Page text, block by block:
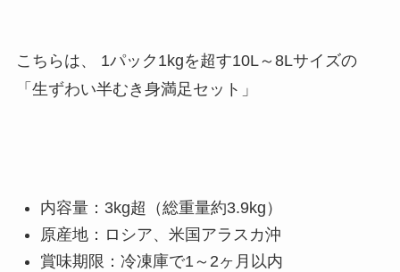
こちらは、 1パック1kgを超す10L～8Lサイズの
「生ずわい半むき身満足セット」
内容量：3kg超（総重量約3.9kg）
原産地：ロシア、米国アラスカ沖
賞味期限：冷凍庫で1～2ヶ月以内